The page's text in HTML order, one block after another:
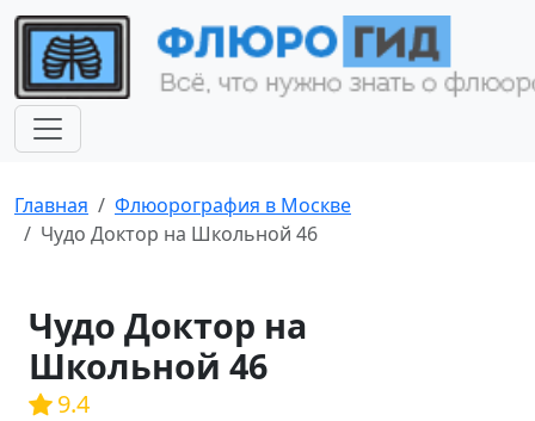
Главная
Флюорография в Москве
Чудо Доктор на Школьной 46
Чудо Доктор на
Школьной 46
9.4